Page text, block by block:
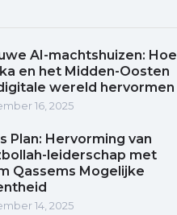
AI-machtshuizen: Hoe
en het Midden-Oosten
wereld hervormen
16, 2025
Plan: Hervorming van
leiderschap met
Qassems Mogelijke
14, 2025